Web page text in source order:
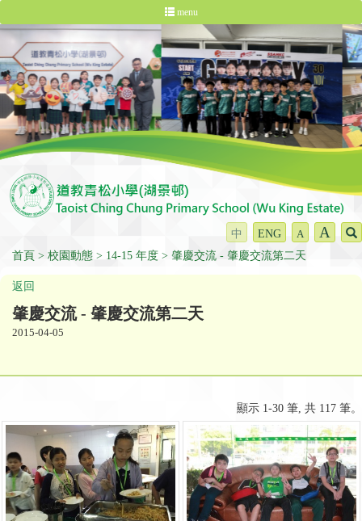
menu
中 ENG A A
首頁 校園動態 14-15 年度 肇慶交流 - 肇慶交流第二天
返回
肇慶交流 - 肇慶交流第二天
2015-04-05
顯示 1-30 筆, 共 117 筆。